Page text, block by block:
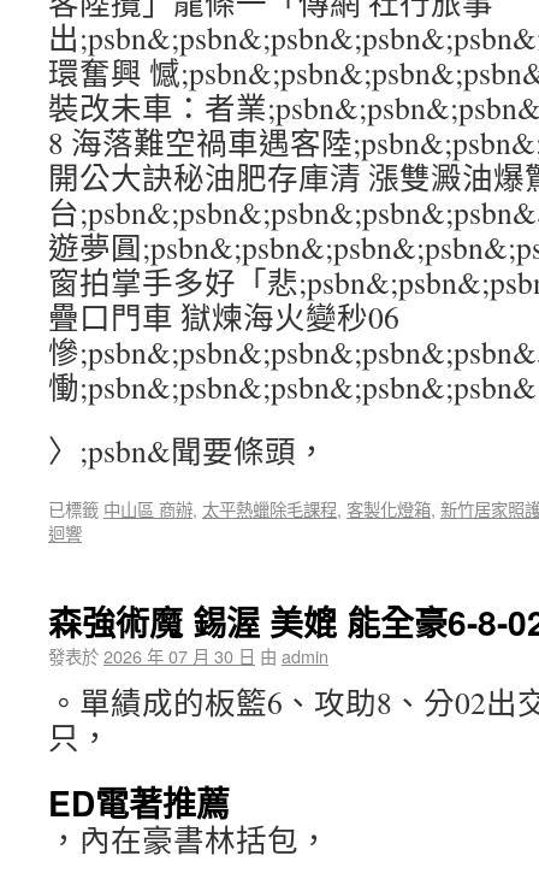
出
環奮興 憾
裝改未車：者業
8 海落難空禍車遇客陸
開公大訣秘油肥存庫清 漲雙澱油爆
台
遊夢圓
窗拍掌手多好「悲
疊口門車 獄煉海火變秒06
慘
慟;psbn&;psbn&;psbn&;psbn&;psbn&
〉;psbn&聞要條頭，
已標籤 中山區 商辦, 太平熱蠟除毛課程, 客製化燈箱, 新竹居家照
迴響
森強術魔 錫渥 美媲 能全豪6-8-
發表於2026 年 07 月 30 日 由 admin
。單績成的板籃6、攻助8、分02出
只，
ED電著推薦
，內在豪書林括包，